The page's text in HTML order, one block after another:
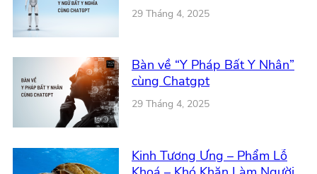
29 Tháng 4, 2025
Bàn về “Y Pháp Bất Y Nhân”
cùng Chatgpt
29 Tháng 4, 2025
Kinh Tương Ưng – Phẩm Lỗ